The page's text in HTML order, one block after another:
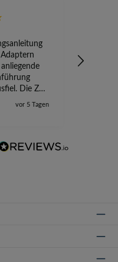
Die Zeit
vorbei,
vor 5 Tagen